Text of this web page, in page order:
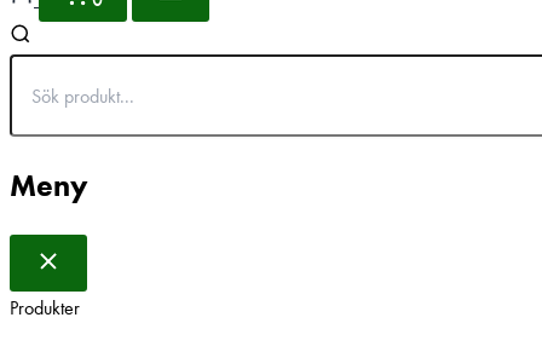
Meny
Produkter